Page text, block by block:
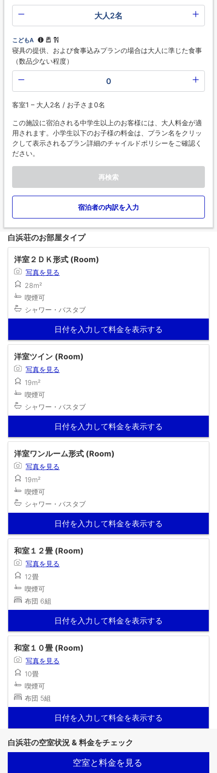
大人2名
こどもA
寝具の提供、および食事込みプランの場合は大人に準じた食事
（数品少ない程度）
0
客室1 – 大人2名 / お子さま0名
この施設に宿泊される中学生以上のお客様には、大人料金が適
用されます。小学生以下のお子様の料金は、プラン名をクリッ
クして表示されるプラン詳細のチャイルドポリシーをご確認く
ださい。
再検索
宿泊者の内訳を入力
白浜荘のお部屋タイプ
洋室２ＤＫ形式 (Room)
写真を見る
28m²
喫煙可
シャワー・バスタブ
日付を入力して料金を表示する
洋室ツイン (Room)
写真を見る
19m²
喫煙可
シャワー・バスタブ
日付を入力して料金を表示する
洋室ワンルーム形式 (Room)
写真を見る
19m²
喫煙可
シャワー・バスタブ
日付を入力して料金を表示する
和室１２畳 (Room)
写真を見る
12畳
喫煙可
布団 6組
日付を入力して料金を表示する
和室１０畳 (Room)
写真を見る
10畳
喫煙可
布団 5組
日付を入力して料金を表示する
白浜荘の空室状況 & 料金をチェック
空室と料金を見る